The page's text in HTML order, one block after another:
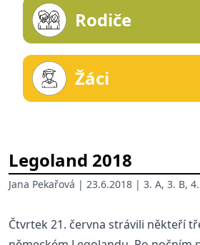
Rodiče
Žáci
Legoland 2018
Jana Pekařová | 23.6.2018 | 3. A, 3. B,
Čtvrtek 21. června strávili někteří